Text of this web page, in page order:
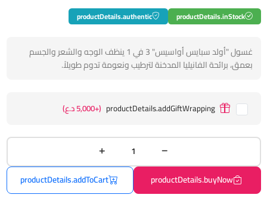
productDetails.inStock
productDetails.authentic
غسول "أولد سبايس أواسيس" 3 في 1 ينظف الوجه والشعر والجسم
بعمق، برائحة الفانيليا المدخنة لترطيب ونعومة تدوم طويلاً.
productDetails.addGiftWrapping (+5,000 د.ع)
productDetails.buyNow
productDetails.addToCart